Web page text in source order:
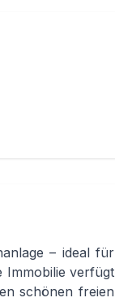
– ideal für
Immobilie verfügt
schönen freien